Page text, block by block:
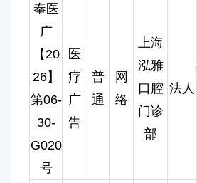
奉医
广
【20
26】
第06-
30-
G020
号
医
疗
广
告
普
通
网
络
上海
泓雅
口腔
门诊
部
法人